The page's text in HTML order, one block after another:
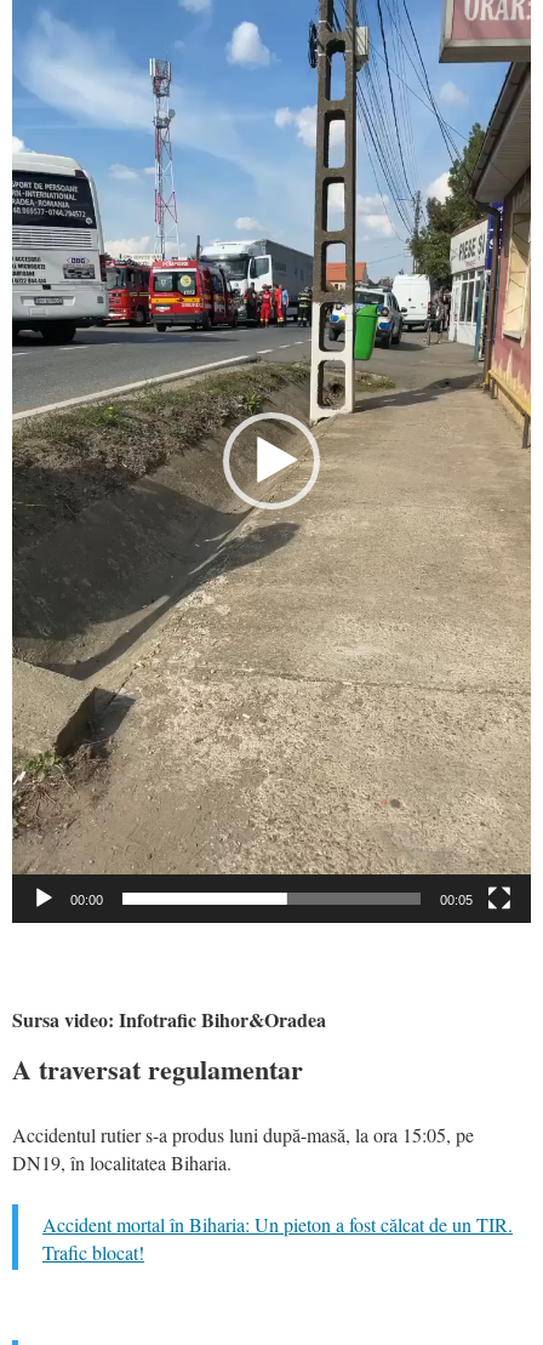
Video
Player
00:00 00:05
Sursa video: Infotrafic Bihor&Oradea
A traversat regulamentar
Accidentul rutier s-a produs luni după-masă, la ora 15:05, pe
DN19, în localitatea Biharia.
Accident mortal în Biharia: Un pieton a fost călcat de un TIR.
Trafic blocat!